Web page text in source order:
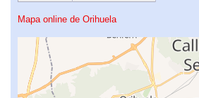
Mapa online de Orihuela